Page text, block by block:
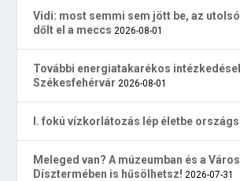
Vidi: most semmi sem jött be, az
dőlt el a meccs 2026-08-01
További energiatakarékos
Székesfehérvár 2026-08-01
I. fokú vízkorlátozás lép életbe
Meleged van? A múzeumban és a
Dísztermében is hűsölhetsz! 2026-07-31